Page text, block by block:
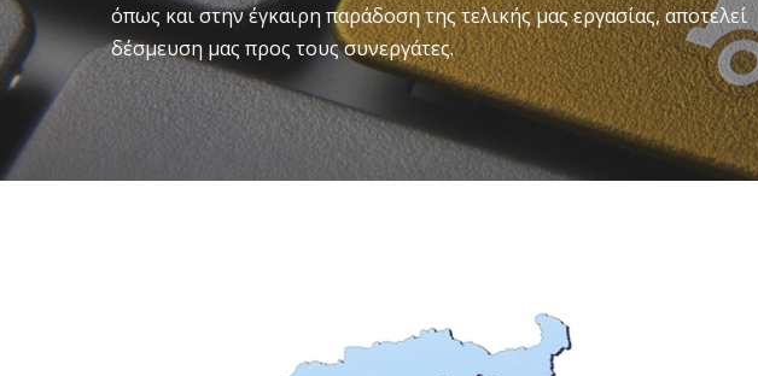
όπως και στην έγκαιρη παράδοση της τελικής μας εργασίας, αποτελεί
δέσμευση μας προς τους συνεργάτες.